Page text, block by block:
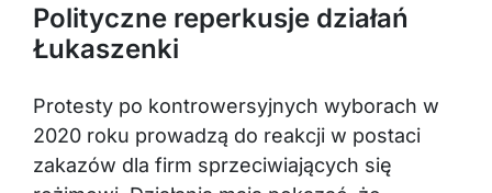
Polityczne reperkusje działań
Łukaszenki
Protesty po kontrowersyjnych wyborach w
2020 roku prowadzą do reakcji w postaci
zakazów dla firm sprzeciwiających się